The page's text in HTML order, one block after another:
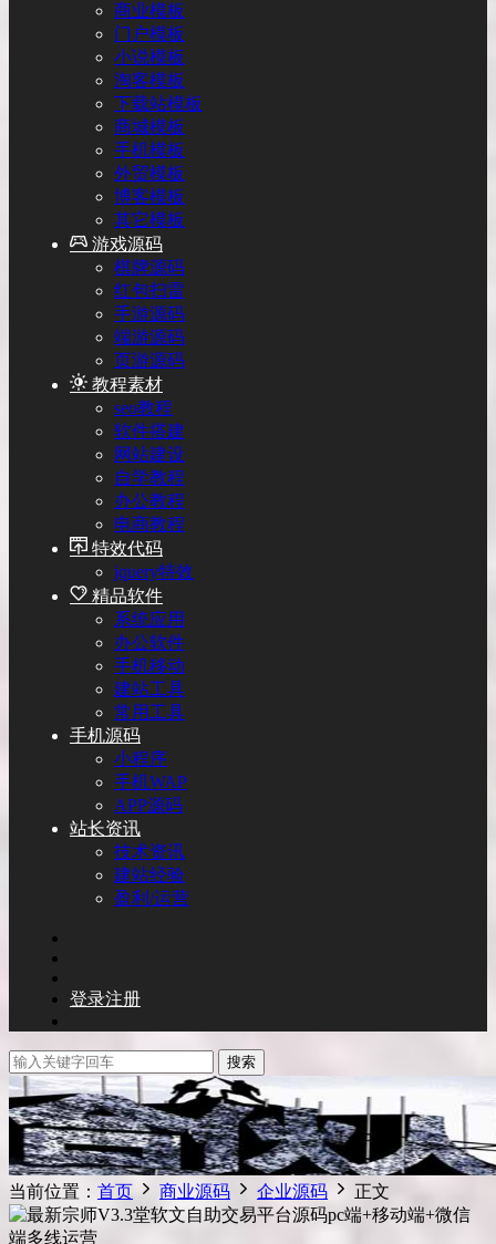
商业模板
门户模板
小说模板
淘客模板
下载站模板
商城模板
手机模板
外贸模板
博客模板
其它模板
游戏源码
棋牌源码
红包扫雷
手游源码
端游源码
页游源码
教程素材
seo教程
软件搭建
网站建设
自学教程
办公教程
电商教程
特效代码
jquery特效
精品软件
系统应用
办公软件
手机移动
建站工具
常用工具
手机源码
小程序
手机WAP
APP源码
站长资讯
技术资讯
建站经验
盈利/运营
登录注册
搜索
当前位置： 首页 商业源码 企业源码 正文